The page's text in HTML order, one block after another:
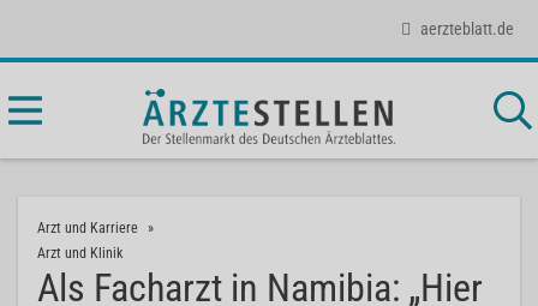
aerzteblatt.de
Arzt und Karriere
Arzt und Klinik
Als Facharzt in Namibia: „Hier